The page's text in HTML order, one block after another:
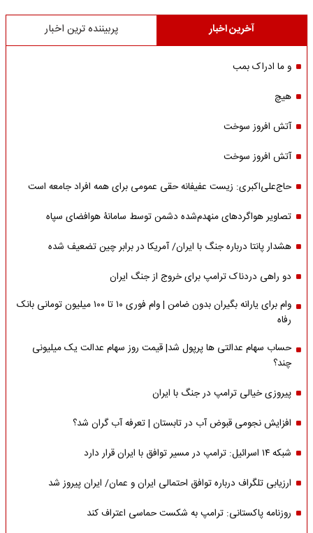
آخرین اخبار پربیننده ترین اخبار
و ما ادراک بمب
هیچ
آتش افروز سوخت
آتش افروز سوخت
حاج‌علی‌اکبری: زیست عفیفانه حقی عمومی برای همه افراد جامعه است
تصاویر هواگردهای منهدم‌شده دشمن توسط سامانۀ هوافضای سپاه
هشدار پانتا درباره جنگ با ایران/ آمریکا در برابر چین تضعیف شده
دو راهی دردناک ترامپ برای خروج از جنگ ایران
وام برای یارانه بگیران بدون ضامن | وام فوری ۱۰ تا ۱۰۰ میلیون تومانی بانک
رفاه
حساب سهام عدالتی ها پرپول شد| قیمت روز سهام عدالت یک میلیونی
چند؟
پیروزی خیالی ترامپ در جنگ با ایران
افزایش نجومی قبوض آب در تابستان | تعرفه آب گران شد؟
شبکه ۱۴ اسرائیل: ترامپ در مسیر توافق با ایران قرار دارد
ارزیابی تلگراف درباره توافق احتمالی ایران و عمان/ ایران پیروز شد
روزنامه پاکستانی: ترامپ به شکست حماسی اعتراف کند